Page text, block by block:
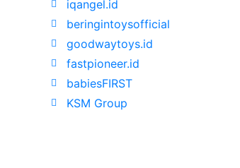
iqangel.id
beringintoysofficial
goodwaytoys.id
fastpioneer.id
babiesFIRST
KSM Group